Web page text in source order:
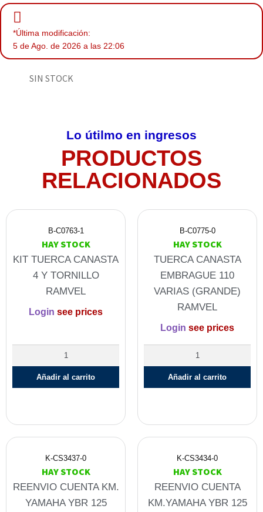
*Última modificación:
5 de Ago. de 2026 a las 22:06
SIN STOCK
Lo útilmo en ingresos
PRODUCTOS
RELACIONADOS
B-C0763-1
HAY STOCK
KIT TUERCA CANASTA
4 Y TORNILLO
RAMVEL
Login see prices
Añadir al carrito
B-C0775-0
HAY STOCK
TUERCA CANASTA
EMBRAGUE 110
VARIAS (GRANDE)
RAMVEL
Login see prices
Añadir al carrito
K-CS3437-0
HAY STOCK
REENVIO CUENTA KM.
YAMAHA YBR 125
K-CS3434-0
HAY STOCK
REENVIO CUENTA
KM.YAMAHA YBR 125